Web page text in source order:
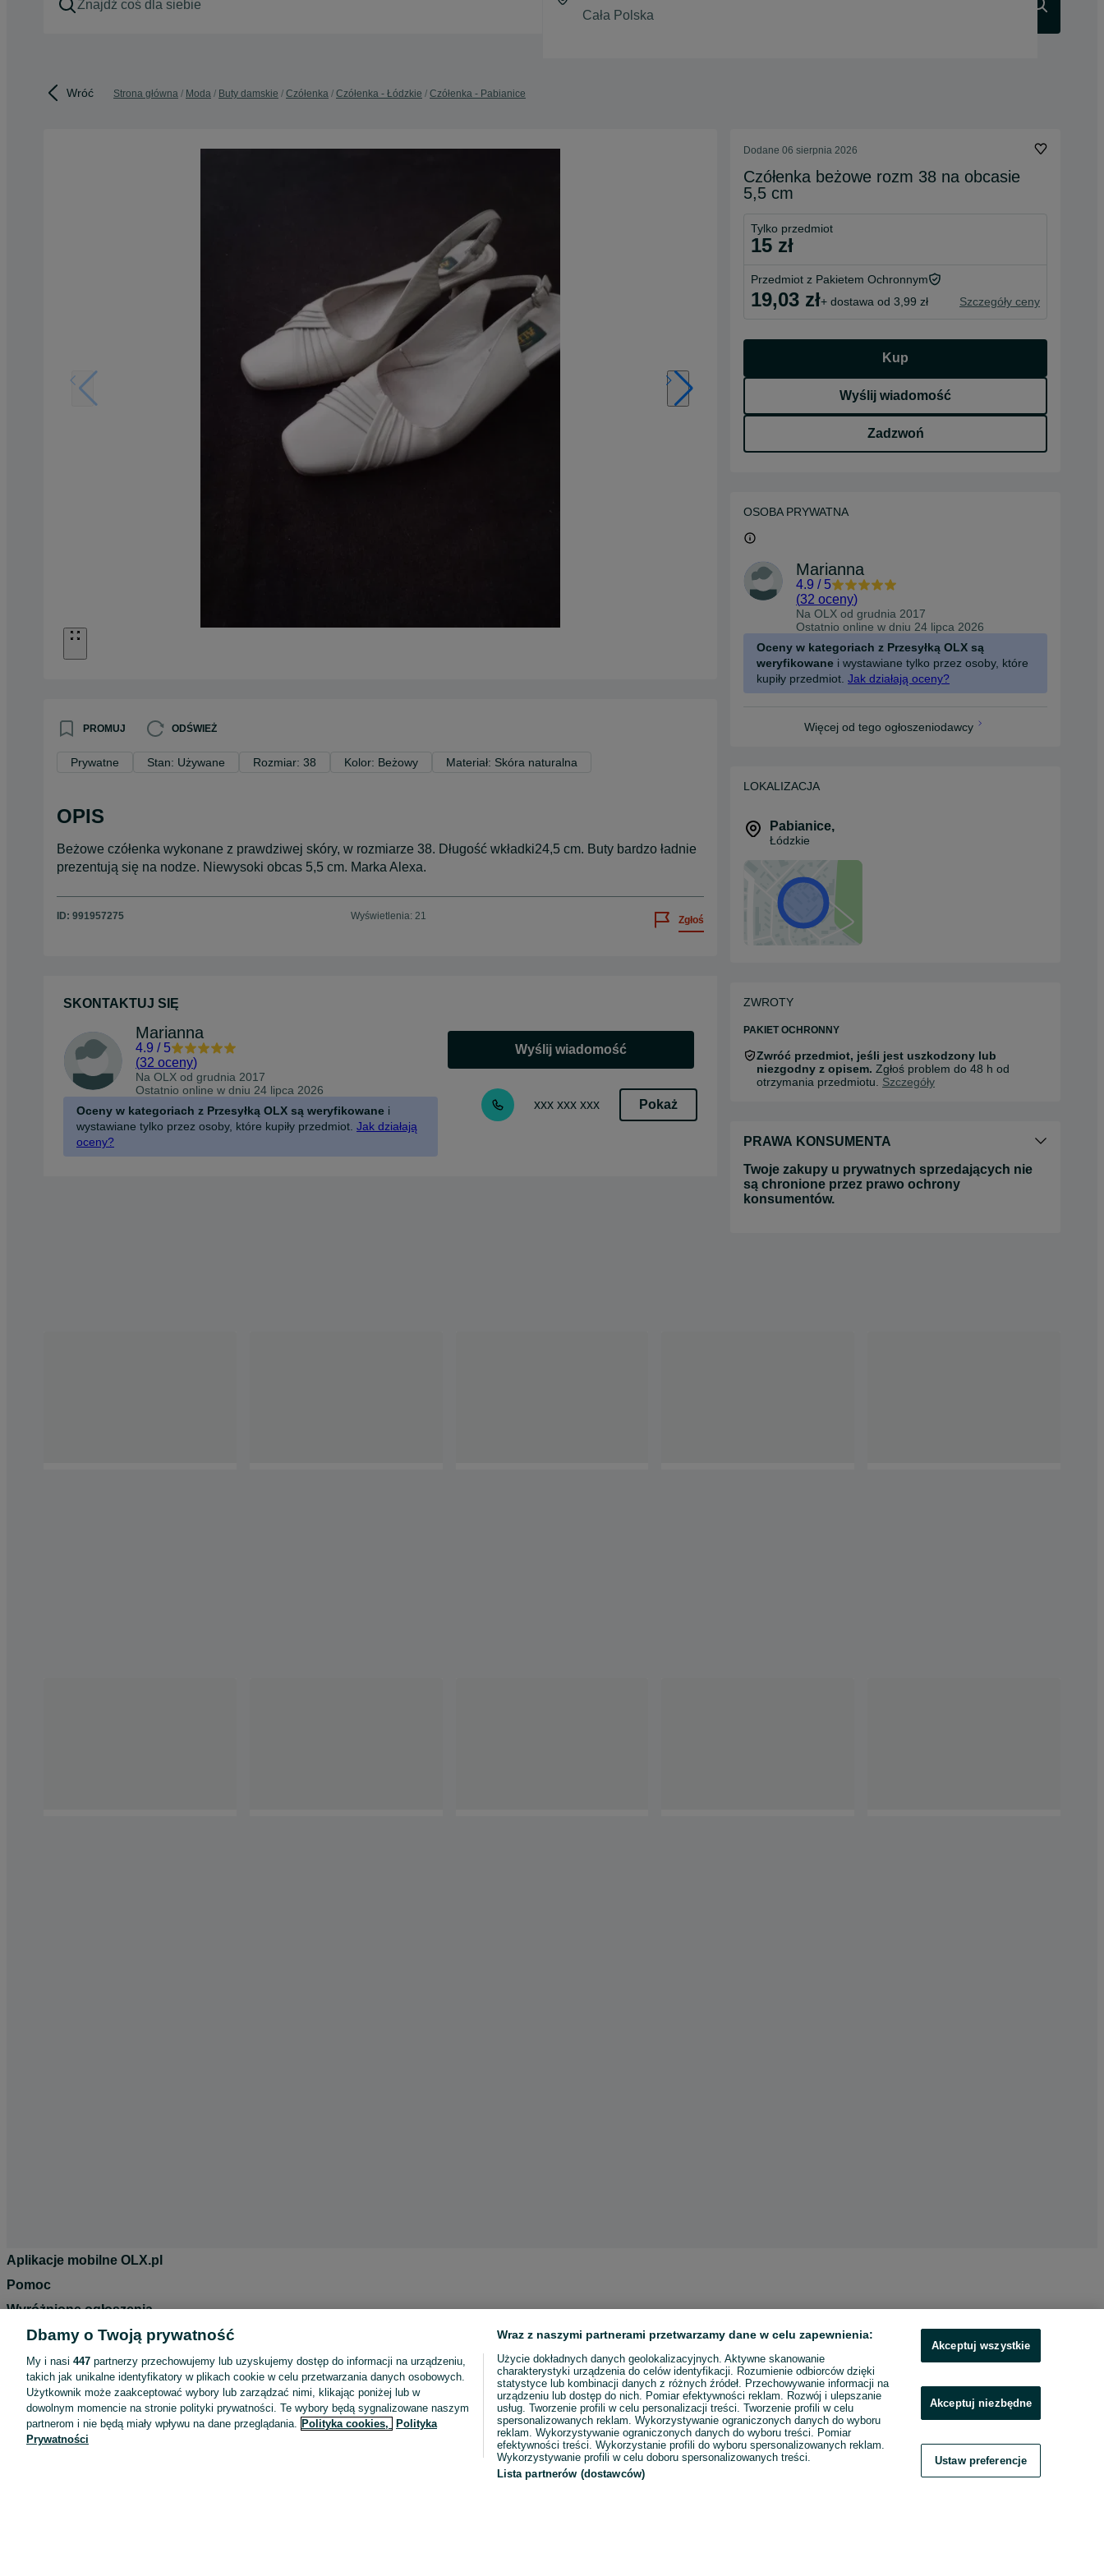
Wróć Strona główna Moda Buty damskie Czółenka Czółenka - Łódzkie Czółenka - Pabianice
PROMUJ ODŚWIEŻ
Prywatne Stan: Używane Rozmiar: 38 Kolor: Beżowy Materiał: Skóra naturalna
OPIS
Beżowe czółenka wykonane z prawdziwej skóry, w rozmiarze 38. Długość wkładki24,5 cm. Buty bardzo ładnie
prezentują się na nodze. Niewysoki obcas 5,5 cm. Marka Alexa.
ID: 991957275 Wyświetlenia: 21 Zgłoś
SKONTAKTUJ SIĘ
Marianna
4.9 / 5
(32 oceny)
Na OLX od grudnia 2017
Ostatnio online w dniu 24 lipca 2026
Oceny w kategoriach z Przesyłką OLX są weryfikowane i
wystawiane tylko przez osoby, które kupiły przedmiot. Jak działają
oceny?
Wyślij wiadomość
xxx xxx xxx Pokaż
Dodane 06 sierpnia 2026
Czółenka beżowe rozm 38 na obcasie
5,5 cm
Tylko przedmiot
15 zł
Przedmiot z Pakietem Ochronnym
19,03 zł+ dostawa od 3,99 zł Szczegóły ceny
Kup
Wyślij wiadomość
Zadzwoń
OSOBA PRYWATNA
Marianna
4.9 / 5
(32 oceny)
Na OLX od grudnia 2017
Ostatnio online w dniu 24 lipca 2026
Oceny w kategoriach z Przesyłką OLX są
weryfikowane i wystawiane tylko przez osoby, które
kupiły przedmiot. Jak działają oceny?
Więcej od tego ogłoszeniodawcy
LOKALIZACJA
Pabianice,
Łódzkie
ZWROTY
PAKIET OCHRONNY
Zwróć przedmiot, jeśli jest uszkodzony lub
niezgodny z opisem. Zgłoś problem do 48 h od
otrzymania przedmiotu. Szczegóły
PRAWA KONSUMENTA
Twoje zakupy u prywatnych sprzedających nie
są chronione przez prawo ochrony
konsumentów.
Aplikacje mobilne OLX.pl
Pomoc
Wyróżnione ogłoszenia
Oferta dla firm
Blog
Regulamin
Polityka prywatności
Reklama
Dbamy o Twoją prywatność
My i nasi 447 partnerzy przechowujemy lub uzyskujemy dostęp do informacji na urządzeniu,
takich jak unikalne identyfikatory w plikach cookie w celu przetwarzania danych osobowych.
Użytkownik może zaakceptować wybory lub zarządzać nimi, klikając poniżej lub w
dowolnym momencie na stronie polityki prywatności. Te wybory będą sygnalizowane naszym
partnerom i nie będą miały wpływu na dane przeglądania. Polityka cookies,
Polityka
Prywatności
Wraz z naszymi partnerami przetwarzamy dane w celu zapewnienia:
Użycie dokładnych danych geolokalizacyjnych. Aktywne skanowanie
charakterystyki urządzenia do celów identyfikacji. Rozumienie odbiorców dzięki
statystyce lub kombinacji danych z różnych źródeł. Przechowywanie informacji na
urządzeniu lub dostęp do nich. Pomiar efektywności reklam. Rozwój i ulepszanie
usług. Tworzenie profili w celu personalizacji treści. Tworzenie profili w celu
spersonalizowanych reklam. Wykorzystywanie ograniczonych danych do wyboru
reklam. Wykorzystywanie ograniczonych danych do wyboru treści. Pomiar
efektywności treści. Wykorzystanie profili do wyboru spersonalizowanych reklam.
Wykorzystywanie profili w celu doboru spersonalizowanych treści.
Lista partnerów (dostawców)
Akceptuj wszystkie
Akceptuj niezbędne
Ustaw preferencje